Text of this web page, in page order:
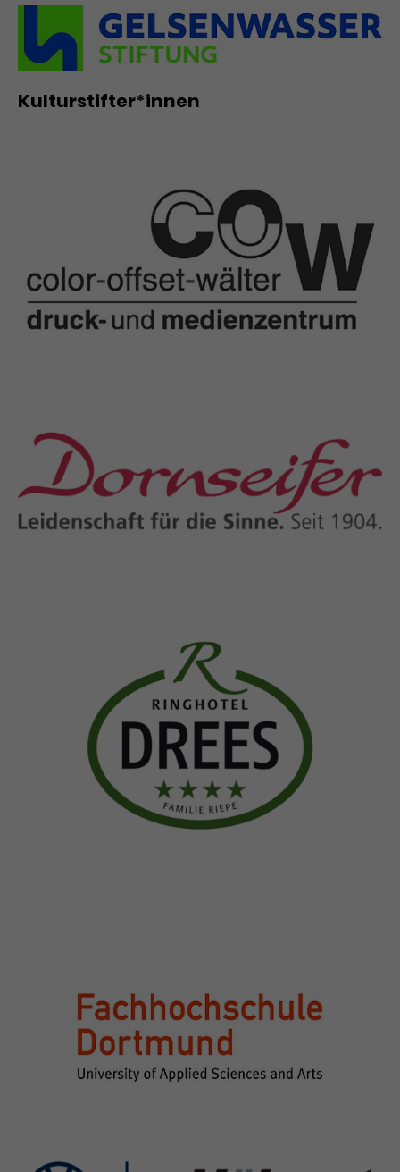
Kulturstifter*innen